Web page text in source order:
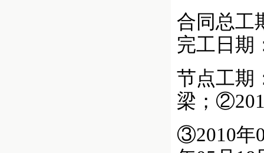
合同总工
完工日期
节点工期
梁；
③2010年